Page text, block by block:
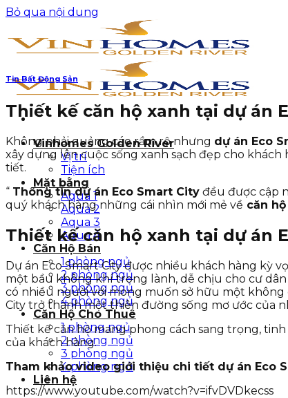
Bỏ qua nội dung
Vinhomes Golden River
Vị trí
Tiện ích
Mặt bằng
Aqua 1
Aqua 2
Aqua 3
Aqua 4
Căn Hộ Bán
1 phòng ngủ
2 phòng ngủ
3 phòng ngủ
4 phòng ngủ
Căn Hộ Cho Thuê
1 phòng ngủ
2 phòng ngủ
3 phòng ngủ
4 phòng ngủ
Liên hệ
Tin Bất Động Sản
Thiết kế căn hộ xanh tại dự án
Không phải quảng cáo rầm rộ nhưng dự án Eco
xây dựng lên cuộc sống xanh sạch đẹp cho
tiết.
“ Thông tin dự án Eco Smart City đều được cập
quý khách hàng những cái nhìn mới mẻ về căn
Thiết kế căn hộ xanh tại dự án
Dự án Eco Smart City được nhiều khách hàng kỳ
một bầu không khí trong lành, dễ chịu cho cư
có nhiều người với mong muốn sở hữu một không
City trở thành một thiên đường sống mơ ước của
Thiết kế căn hộ mang phong cách sang trọng,
của khách hàng.
Tham khảo video giới thiệu chi tiết dự án Eco
https://www.youtube.com/watch?v=ifvDVDkecss